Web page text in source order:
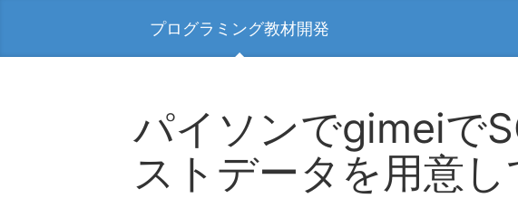
プログラミング教材開発
パイソンでgimeiで
ストデータを用意し